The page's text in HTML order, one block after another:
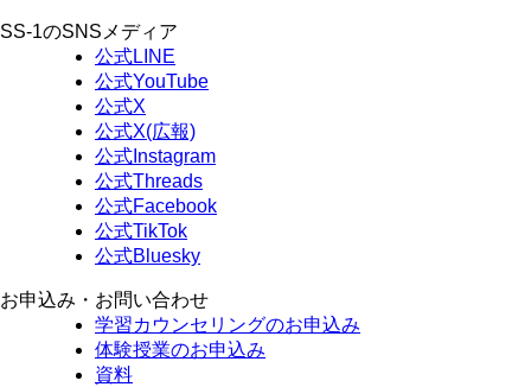
SS-1のSNSメディア
公式LINE
公式YouTube
公式X
公式X(広報)
公式Instagram
公式Threads
公式Facebook
公式TikTok
公式Bluesky
お申込み・お問い合わせ
学習カウンセリングのお申込み
体験授業のお申込み
資料